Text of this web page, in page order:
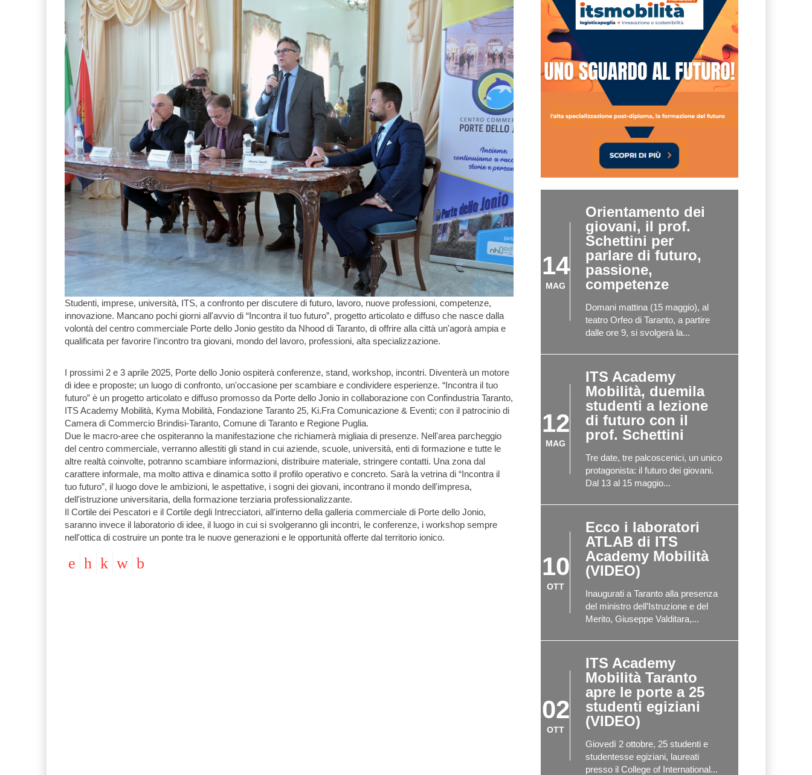
Studenti, imprese, università, ITS, a confronto per discutere di futuro, lavoro, nuove professioni, competenze,
innovazione. Mancano pochi giorni all'avvio di “Incontra il tuo futuro”, progetto articolato e diffuso che nasce dalla
volontà del centro commerciale Porte dello Jonio gestito da Nhood di Taranto, di offrire alla città un'agorà ampia e
qualificata per favorire l'incontro tra giovani, mondo del lavoro, professioni, alta specializzazione.
I prossimi 2 e 3 aprile 2025, Porte dello Jonio ospiterà conferenze, stand, workshop, incontri. Diventerà un motore
di idee e proposte; un luogo di confronto, un'occasione per scambiare e condividere esperienze. “Incontra il tuo
futuro” è un progetto articolato e diffuso promosso da Porte dello Jonio in collaborazione con Confindustria Taranto,
ITS Academy Mobilità, Kyma Mobilità, Fondazione Taranto 25, Ki.Fra Comunicazione & Eventi; con il patrocinio di
Camera di Commercio Brindisi-Taranto, Comune di Taranto e Regione Puglia.
Due le macro-aree che ospiteranno la manifestazione che richiamerà migliaia di presenze. Nell'area parcheggio
del centro commerciale, verranno allestiti gli stand in cui aziende, scuole, università, enti di formazione e tutte le
altre realtà coinvolte, potranno scambiare informazioni, distribuire materiale, stringere contatti. Una zona dal
carattere informale, ma molto attiva e dinamica sotto il profilo operativo e concreto. Sarà la vetrina di “Incontra il
tuo futuro”, il luogo dove le ambizioni, le aspettative, i sogni dei giovani, incontrano il mondo dell'impresa,
dell'istruzione universitaria, della formazione terziaria professionalizzante.
Il Cortile dei Pescatori e il Cortile degli Intrecciatori, all'interno della galleria commerciale di Porte dello Jonio,
saranno invece il laboratorio di idee, il luogo in cui si svolgeranno gli incontri, le conferenze, i workshop sempre
nell'ottica di costruire un ponte tra le nuove generazioni e le opportunità offerte dal territorio ionico.
14
MAG
Orientamento dei
giovani, il prof.
Schettini per
parlare di futuro,
passione,
competenze
Domani mattina (15 maggio), al
teatro Orfeo di Taranto, a partire
dalle ore 9, si svolgerà la...
12
MAG
ITS Academy
Mobilità, duemila
studenti a lezione
di futuro con il
prof. Schettini
Tre date, tre palcoscenici, un unico
protagonista: il futuro dei giovani.
Dal 13 al 15 maggio...
10
OTT
Ecco i laboratori
ATLAB di ITS
Academy Mobilità
(VIDEO)
Inaugurati a Taranto alla presenza
del ministro dell’Istruzione e del
Merito, Giuseppe Valditara,...
02
OTT
ITS Academy
Mobilità Taranto
apre le porte a 25
studenti egiziani
(VIDEO)
Giovedì 2 ottobre, 25 studenti e
studentesse egiziani, laureati
presso il College of International...